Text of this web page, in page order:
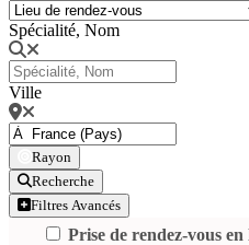
Spécialité, Nom
Ville
Rayon
Recherche
Filtres Avancés
Prise de rendez-vous en